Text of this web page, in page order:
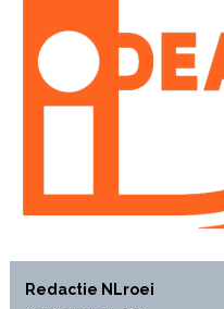
Redactie NLroei